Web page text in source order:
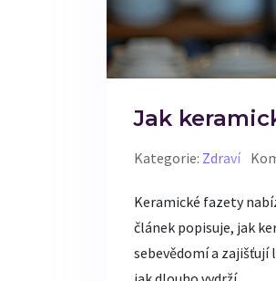
Jak
Kategorie: Zdraví
Keramické fazety
článek popisuje, jak
sebevědomí a zajišťují